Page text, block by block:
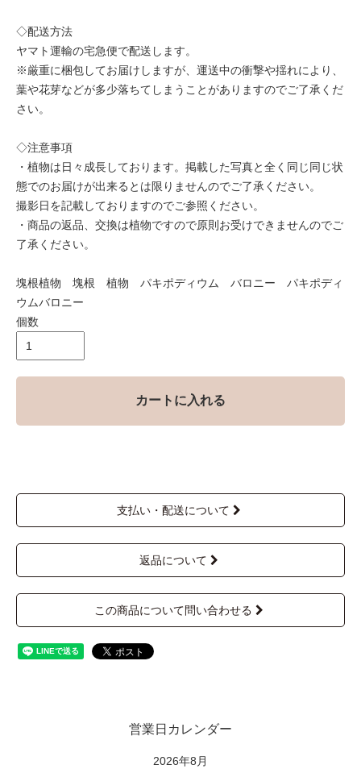
◇配送方法
ヤマト運輸の宅急便で配送します。
※厳重に梱包してお届けしますが、運送中の衝撃や揺れにより、
葉や花芽などが多少落ちてしまうことがありますのでご了承くだ
さい。
◇注意事項
・植物は日々成長しております。掲載した写真と全く同じ同じ状
態でのお届けが出来るとは限りませんのでご了承ください。
撮影日を記載しておりますのでご参照ください。
・商品の返品、交換は植物ですので原則お受けできませんのでご
了承ください。
塊根植物 塊根 植物 パキポディウム バロニー パキポディ
ウムバロニー
個数
カートに入れる
支払い・配送について
返品について
この商品について問い合わせる
営業日カレンダー
2026年8月